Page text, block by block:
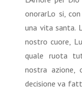
onorarLo si,
una vita santa.
nostro cuore,
quale ruota
nostra azione,
decisione va